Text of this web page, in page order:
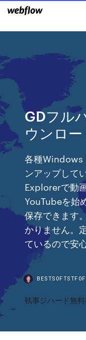
GDフル
ウンロ
各種Windows
ンアップして
Explorerで動
YouTubeを始
保存できます
かりません。
ているので安
執事ジハード無